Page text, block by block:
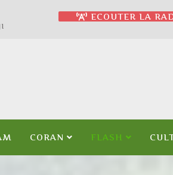
ECOUTER LA
CORAN FLASH